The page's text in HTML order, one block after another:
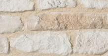
Habitación
Cocina
Cuarto de baño